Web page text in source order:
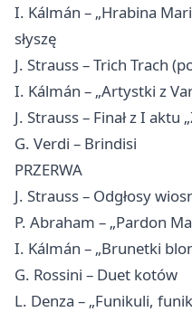
I. Kálmán – „Hrabina
słyszę
J. Strauss – Trich Trach
I. Kálmán – „Artystki z
J. Strauss – Finał z I aktu
G. Verdi – Brindisi
PRZERWA
J. Strauss – Odgłosy
P. Abraham – „Pardon
I. Kálmán – „Brunetki
G. Rossini – Duet kotów
L. Denza – „Funikuli,